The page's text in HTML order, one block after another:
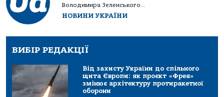
Володимира Зеленського...
НОВИНИ УКРАЇНИ
ВИБІР РЕДАКЦІЇ
Від захисту України до спільного
щита Європи: як проєкт «Фрея»
змінює архітектуру протиракетної
оборони